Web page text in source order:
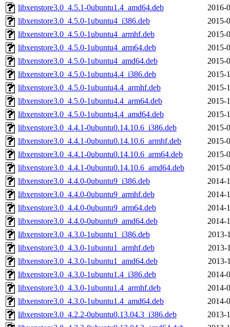
libxenstore3.0_4.5.1-0ubuntu1.4_amd64.deb
2016-
libxenstore3.0_4.5.0-1ubuntu4_i386.deb
2015-
libxenstore3.0_4.5.0-1ubuntu4_armhf.deb
2015-
libxenstore3.0_4.5.0-1ubuntu4_arm64.deb
2015-
libxenstore3.0_4.5.0-1ubuntu4_amd64.deb
2015-
libxenstore3.0_4.5.0-1ubuntu4.4_i386.deb
2015-
libxenstore3.0_4.5.0-1ubuntu4.4_armhf.deb
2015-
libxenstore3.0_4.5.0-1ubuntu4.4_arm64.deb
2015-
libxenstore3.0_4.5.0-1ubuntu4.4_amd64.deb
2015-
libxenstore3.0_4.4.1-0ubuntu0.14.10.6_i386.deb
2015-
libxenstore3.0_4.4.1-0ubuntu0.14.10.6_armhf.deb
2015-
libxenstore3.0_4.4.1-0ubuntu0.14.10.6_arm64.deb
2015-
libxenstore3.0_4.4.1-0ubuntu0.14.10.6_amd64.deb
2015-
libxenstore3.0_4.4.0-0ubuntu9_i386.deb
2014-
libxenstore3.0_4.4.0-0ubuntu9_armhf.deb
2014-
libxenstore3.0_4.4.0-0ubuntu9_arm64.deb
2014-
libxenstore3.0_4.4.0-0ubuntu9_amd64.deb
2014-
libxenstore3.0_4.3.0-1ubuntu1_i386.deb
2013-
libxenstore3.0_4.3.0-1ubuntu1_armhf.deb
2013-
libxenstore3.0_4.3.0-1ubuntu1_amd64.deb
2013-
libxenstore3.0_4.3.0-1ubuntu1.4_i386.deb
2014-
libxenstore3.0_4.3.0-1ubuntu1.4_armhf.deb
2014-
libxenstore3.0_4.3.0-1ubuntu1.4_amd64.deb
2014-
libxenstore3.0_4.2.2-0ubuntu0.13.04.3_i386.deb
2013-